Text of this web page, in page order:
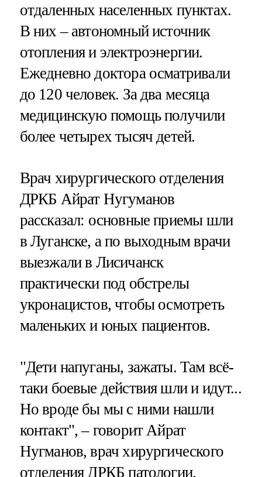
отдаленных населенных пунктах.
В них – автономный источник
отопления и электроэнергии.
Ежедневно доктора осматривали
до 120 человек. За два месяца
медицинскую помощь получили
более четырех тысяч детей.
Врач хирургического отделения
ДРКБ Айрат Нугуманов
рассказал: основные приемы шли
в Луганске, а по выходным врачи
выезжали в Лисичанск
практически под обстрелы
укронацистов, чтобы осмотреть
маленьких и юных пациентов.
"Дети напуганы, зажаты. Там всё-
таки боевые действия шли и идут...
Но вроде бы мы с ними нашли
контакт", – говорит Айрат
Нугманов, врач хирургического
отделения ДРКБ патологии.